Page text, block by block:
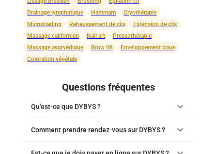
Drainage lymphatique
Hammam
Cryothérapie
Microblading
Rehaussement de cils
Extension de cils
Massage californien
Nail art
Pressothérapie
Massage ayurvédique
Brow lift
Enveloppement boue
Coloration végétale
Questions fréquentes
Qu'est-ce que DYBYS ?
Comment prendre rendez-vous sur DYBYS ?